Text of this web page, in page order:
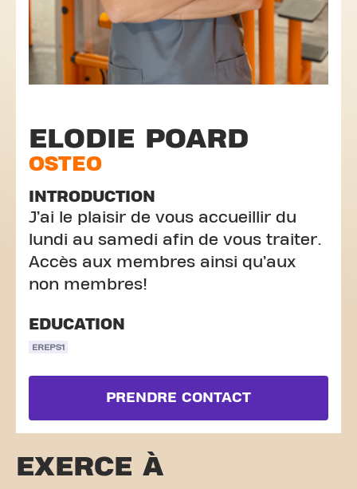
ELODIE POARD
OSTEO
INTRODUCTION
J’ai le plaisir de vous accueillir du
lundi au samedi afin de vous traiter.
Accès aux membres ainsi qu’aux
non membres!
EDUCATION
EREPS1
PRENDRE CONTACT
EXERCE À